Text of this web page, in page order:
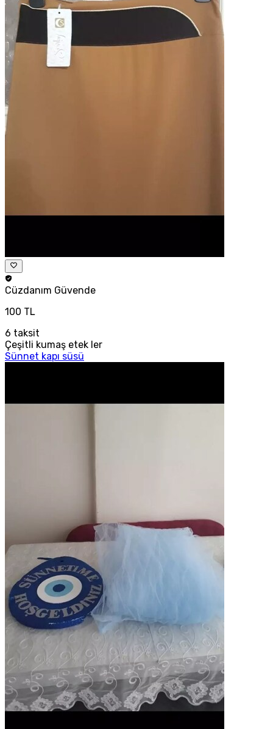
Cüzdanım Güvende
100 TL
6 taksit
Çeşitli kumaş etek ler
Sünnet kapı süsü